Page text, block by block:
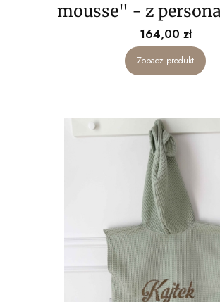
mousse" - z
Cena
164,00 zł
Zobacz produkt